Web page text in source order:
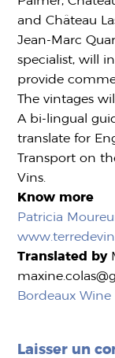
and Château
Jean-Marc
specialist, will
provide
The vintages
A bi-lingual
translate for
Transport on
Vins.
Know more
Patricia
Translated by
Bordeaux Wine
Laisser un